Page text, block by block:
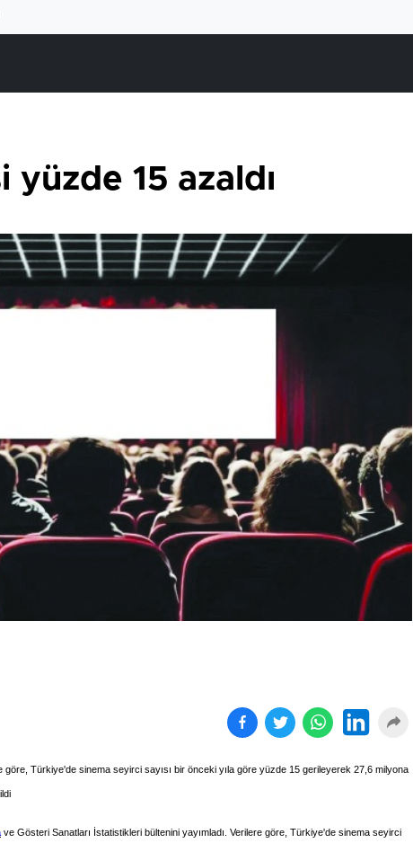
yüzde 15 azaldı
göre, Türkiye'de sinema seyirci sayısı bir önceki yıla göre yüzde 15 gerileyerek 27,6 milyona
ve Gösteri Sanatları İstatistikleri bültenini yayımladı. Verilere göre, Türkiye'de sinema seyirci
Birçok uyku hastalığının
tan...
En ucuz sigara 120 TL, en
pa...